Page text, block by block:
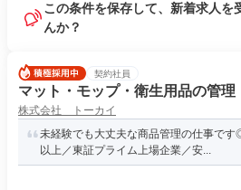
この条件を保存して、新着求人を
んか？
契約社員
マット・モップ・衛生用品の管理
株式会社 トーカイ
未経験でも大丈夫な商品管理の仕事で
以上／東証プライム上場企業／安...